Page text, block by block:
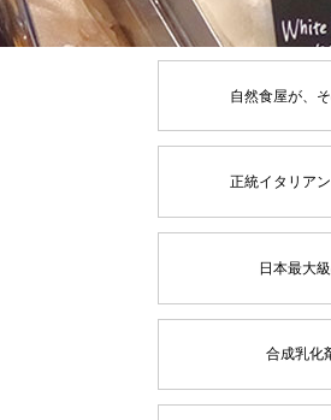
自然食屋が、
正統イタリア
日本最大
合成乳化